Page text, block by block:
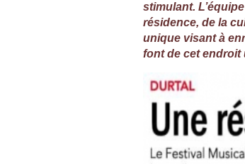
stimulant.
résidence, de la
unique visant à
font de cet endroit